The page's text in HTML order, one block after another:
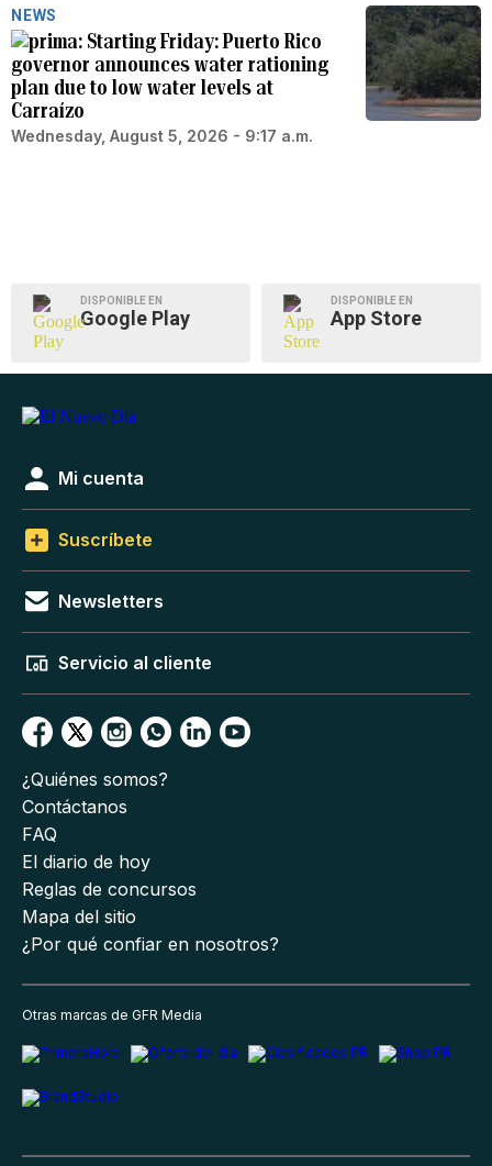
NEWS
Starting Friday: Puerto Rico
governor announces water rationing
plan due to low water levels at
Carraízo
Wednesday, August 5, 2026 - 9:17 a.m.
DISPONIBLE EN
Google Play
DISPONIBLE EN
App Store
Mi cuenta
Suscríbete
Newsletters
Servicio al cliente
¿Quiénes somos?
Contáctanos
FAQ
El diario de hoy
Reglas de concursos
Mapa del sitio
¿Por qué confiar en nosotros?
Otras marcas de GFR Media